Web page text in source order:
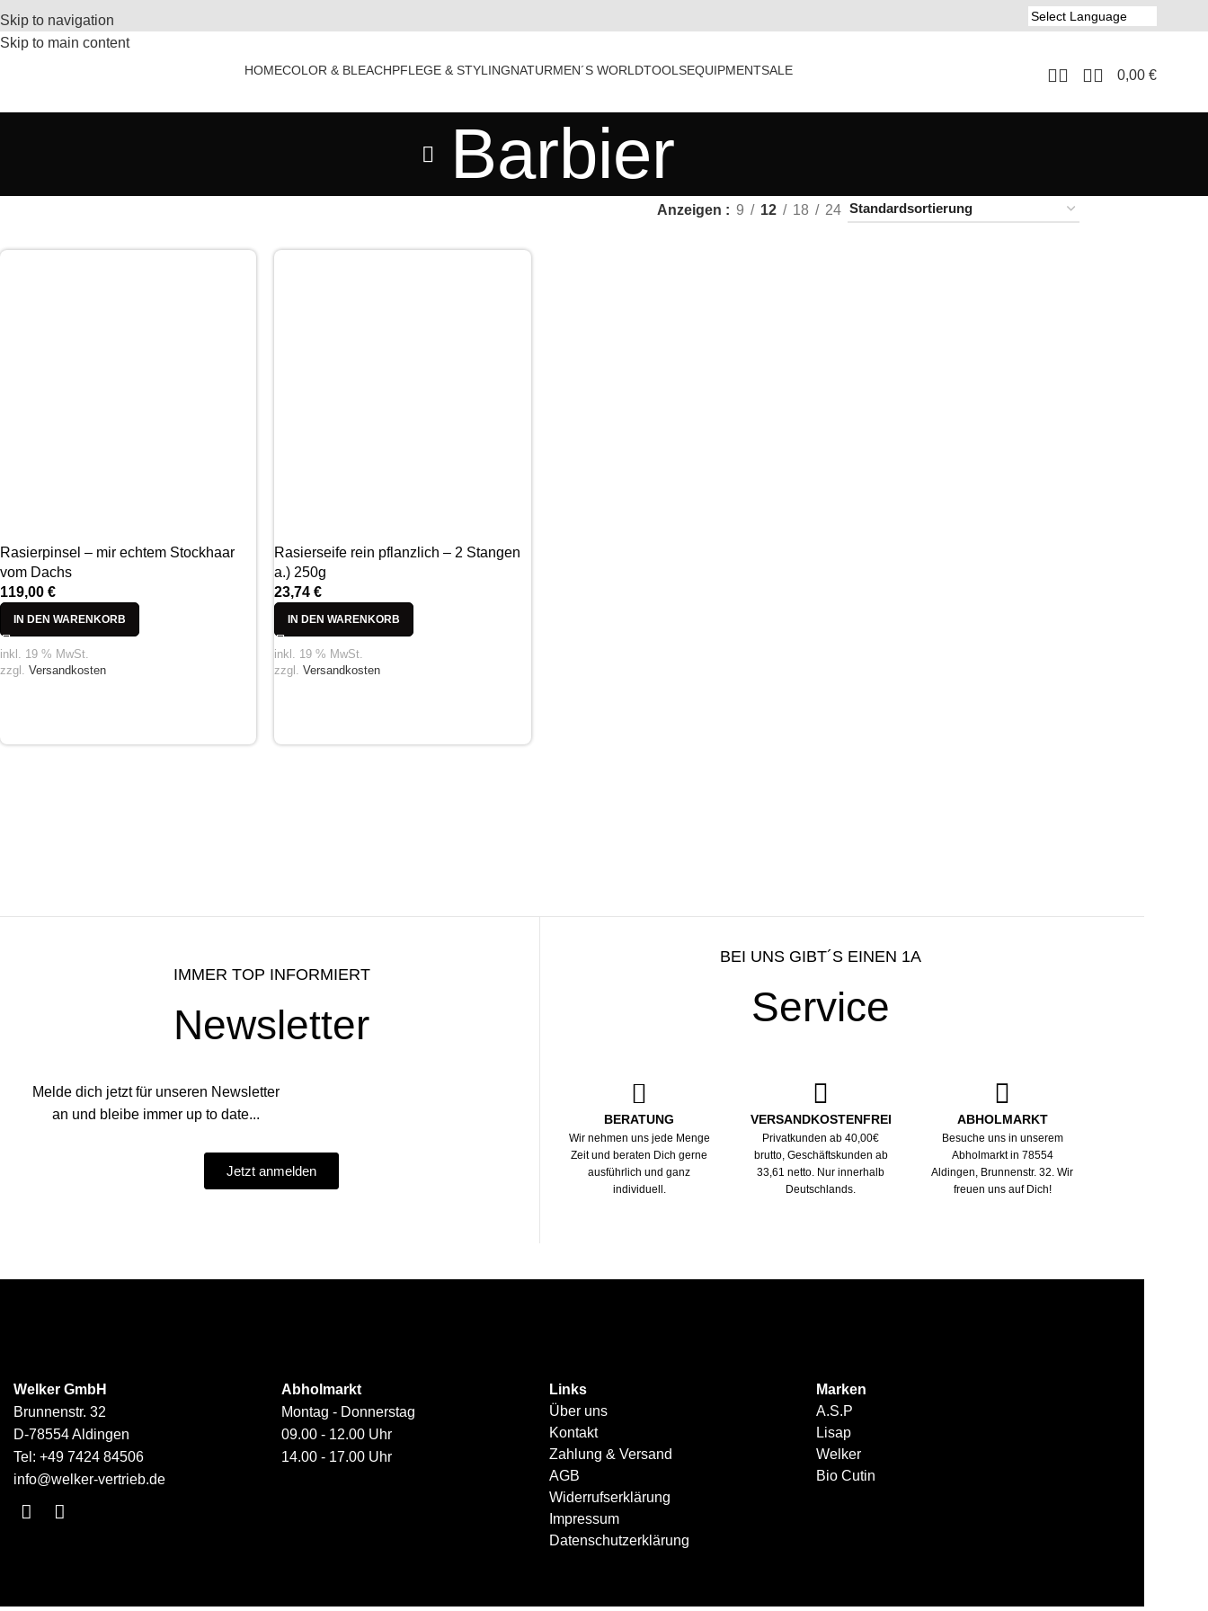
Skip to navigation
Skip to main content
HOMECOLOR & BLEACHPFLEGE & STYLINGNATURMEN´S WORLDTOOLSEQUIPMENTSALE 0,00 €
Barbier
Anzeigen 9 12 18 24
Rasierpinsel – mir echtem Stockhaar
vom Dachs
119,00 €
IN DEN WARENKORB
inkl. 19 % MwSt.
zzgl. Versandkosten
Rasierseife rein pflanzlich – 2 Stangen
a.) 250g
23,74€
IN DEN WARENKORB
inkl. 19 % MwSt.
zzgl.Versandkosten
IMMER TOP INFORMIERT
Newsletter
Melde dich jetzt für unseren Newsletter
an und bleibe immer up to date...
Jetzt anmelden
BEI UNS GIBT´S EINEN 1A
Service
BERATUNG
Wir nehmen uns jede Menge
Zeit und beraten Dich gerne
ausführlich und ganz
individuell.
VERSANDKOSTENFREI
Privatkunden ab 40,00€
brutto, Geschäftskunden ab
33,61 netto. Nur innerhalb
Deutschlands.
ABHOLMARKT
Besuche uns in unserem
Abholmarkt in 78554
Aldingen, Brunnenstr. 32. Wir
freuen uns auf Dich!
Welker GmbH
Brunnenstr. 32
D-78554 Aldingen
Tel: +49 7424 84506
info@welker-vertrieb.de
Abholmarkt
Montag - Donnerstag
09.00 - 12.00 Uhr
14.00 - 17.00 Uhr
Links
Über uns
Kontakt
Zahlung & Versand
AGB
Widerrufserklärung
Impressum
Datenschutzerklärung
Marken
A.S.P
Lisap
Welker
Bio Cutin